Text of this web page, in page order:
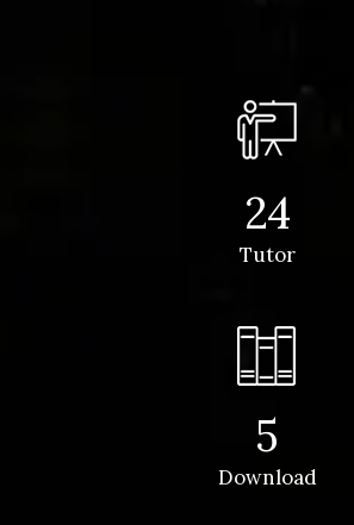
24
Tutor
5
Download